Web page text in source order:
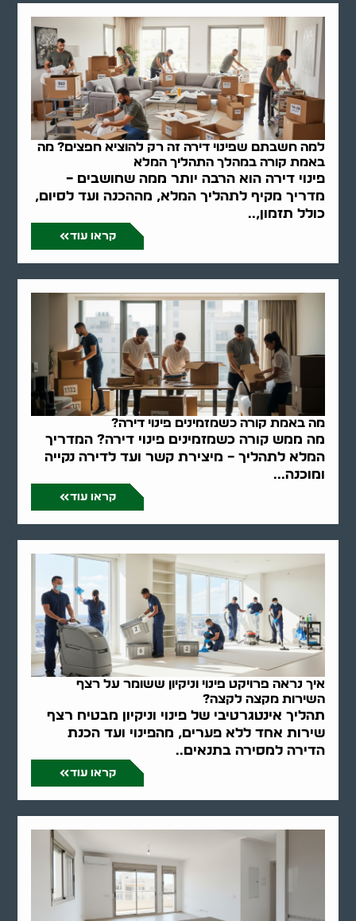
למה חשבתם שפינוי דירה זה רק להוציא חפצים? מה
באמת קורה במהלך התהליך המלא
פינוי דירה הוא הרבה יותר ממה שחושבים –
מדריך מקיף לתהליך המלא, מההכנה ועד לסיום,
כולל תזמון,..
קראו עוד
מה באמת קורה כשמזמינים פינוי דירה?
מה ממש קורה כשמזמינים פינוי דירה? המדריך
המלא לתהליך – מיצירת קשר ועד לדירה נקייה
ומוכנה...
קראו עוד
איך נראה פרויקט פינוי וניקיון ששומר על רצף
השירות מקצה לקצה?
תהליך אינטגרטיבי של פינוי וניקיון מבטיח רצף
שירות אחד ללא פערים, מהפינוי ועד הכנת
הדירה למסירה בתנאים..
קראו עוד